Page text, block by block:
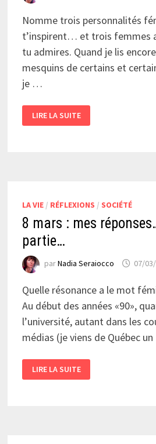
Nomme trois personnalités
t’inspirent… et trois femmes
tu admires. Quand je lis
mesquins de certains et
je …
RÉFLEXIONS
SUR
LE
LIRE LA SUITE
LA VIE/ RÉFLEXIONS / SOCIÉTÉ
8 mars : mes
partie…
parNadia Seraiocco 07/
Quelle résonance a le mot
Au début des années «90»,
l’université, autant dans les
médias (je viens de Québec
8
MARS
:
LIRE LA SUITE